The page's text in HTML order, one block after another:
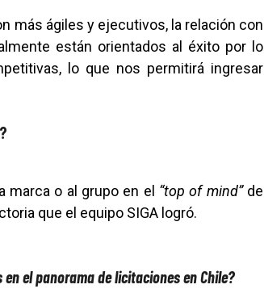
más ágiles y ejecutivos, la relación con
están orientados al éxito por lo
lo que nos permitirá ingresar
marca o al grupo en el “top of mind”de
que el equipo SIGA logró.
el panorama de licitaciones en Chile?